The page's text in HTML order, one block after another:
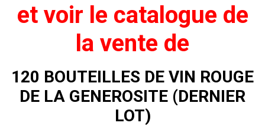
et voir le catalogue de
la vente de
120 BOUTEILLES DE VIN ROUGE
DE LA GENEROSITE (DERNIER
LOT)